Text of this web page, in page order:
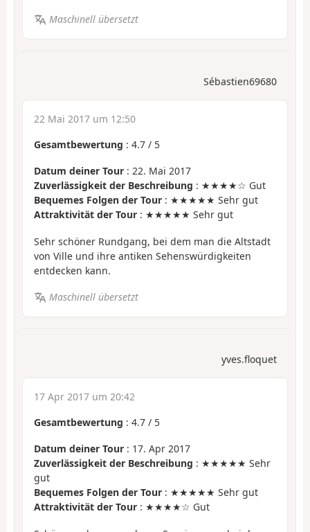
Maschinell übersetzt
Sébastien69680
22 Mai 2017 um 12:50
Gesamtbewertung : 4.7 / 5
Datum deiner Tour : 22. Mai 2017
Zuverlässigkeit der Beschreibung : ★★★★☆ Gut
Bequemes Folgen der Tour : ★★★★★ Sehr gut
Attraktivität der Tour : ★★★★★ Sehr gut
Sehr schöner Rundgang, bei dem man die Altstadt
von Ville und ihre antiken Sehenswürdigkeiten
entdecken kann.
Maschinell übersetzt
yves.floquet
17 Apr 2017 um 20:42
Gesamtbewertung : 4.7 / 5
Datum deiner Tour : 17. Apr 2017
Zuverlässigkeit der Beschreibung : ★★★★★ Sehr
gut
Bequemes Folgen der Tour : ★★★★★ Sehr gut
Attraktivität der Tour : ★★★★☆ Gut